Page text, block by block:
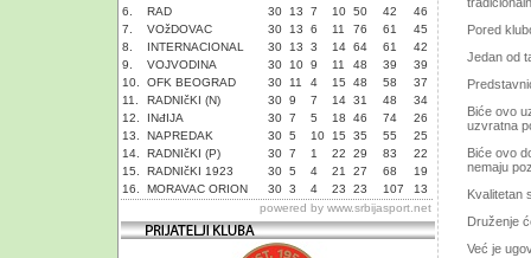
6.
RAD 30 13 7 10 50 42
46
7.
VOžDOVAC 30 13 6 11 76 61
45
8.
INTERNACIONAL 30 13 3 14 64 61
42
9.
VOJVODINA 30 10 9 11 48 39
39
10.
OFK BEOGRAD 30 11 4 15 48 58
37
11.
RADNIčKI (N) 30 9 7 14 31 48
34
12.
INđIJA 30 7 5 18 46 74
26
13.
NAPREDAK 30 5 10 15 35 55
25
14.
RADNIčKI (P) 30 7 1 22 29 83
22
15.
RADNIčKI 1923 30 5 4 21 27 68
19
16.
MORAVAC ORION 30 3 4 23 23 107
13
powered by www.srbijasport.net
Pored
Jedan od
Biće ovo
uzvratna
Biće ovo
nemaju
Kvalitetan
Druženje
Već je